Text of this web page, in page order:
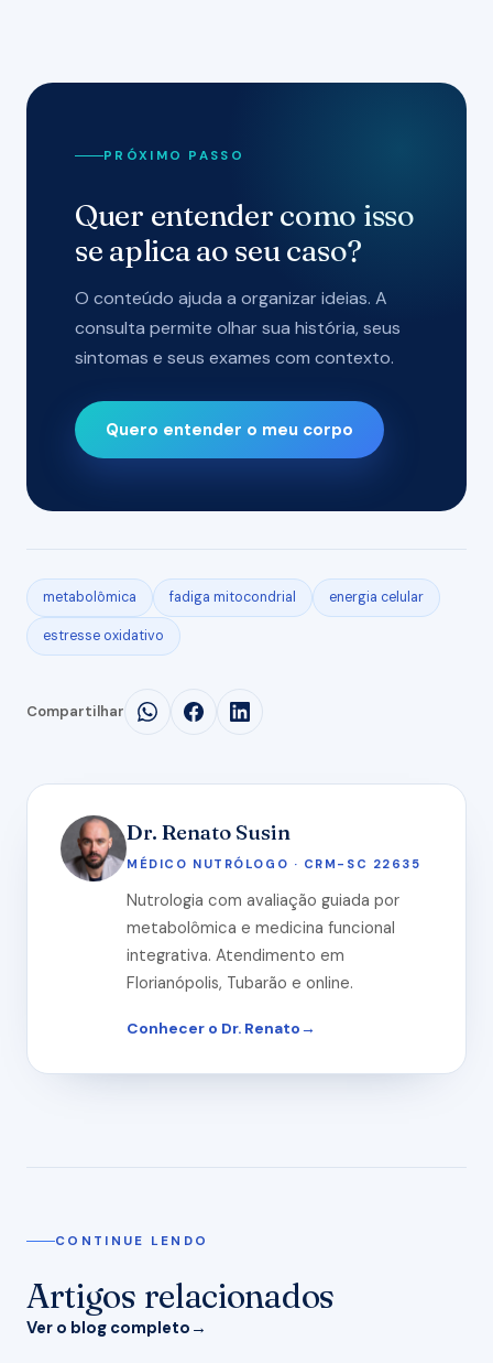
PRÓXIMO PASSO
Quer entender como isso
se aplica ao seu caso?
O conteúdo ajuda a organizar ideias. A
consulta permite olhar sua história, seus
sintomas e seus exames com contexto.
Quero entender o meu corpo
metabolômica fadiga mitocondrial energia celular
estresse oxidativo
Compartilhar
Dr. Renato Susin
MÉDICO NUTRÓLOGO · CRM-SC 22635
Nutrologia com avaliação guiada por
metabolômica e medicina funcional
integrativa. Atendimento em
Florianópolis, Tubarão e online.
Conhecer o Dr. Renato
CONTINUE LENDO
Artigos relacionados
Ver o blog completo